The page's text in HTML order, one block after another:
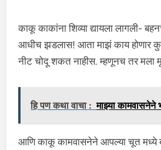
काकू काकांना शिव्या द्यायला लागली-
आधीच झडलास! आता माझं काय होणार
नीट चोदू शकत नाहीस. म्हणूनच तर मला
हि पण कथा वाचा : माझ्या कामवासनेने
आणि काकू कामवासनेने आपल्या चूत मध्ये